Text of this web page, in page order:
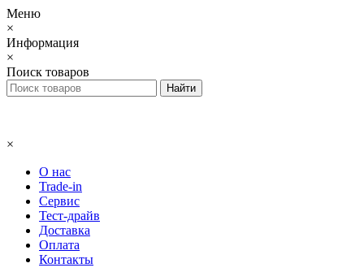
Меню
×
Информация
×
Поиск товаров
×
О нас
Trade-in
Сервис
Тест-драйв
Доставка
Оплата
Контакты